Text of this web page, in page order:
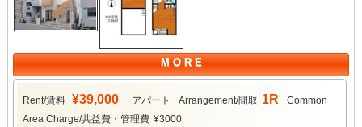
M O R E
Rent/賃料 ¥39,000 アパート Arrangement/間取 1R
Common
Area Charge/共益費・管理費 ¥3000